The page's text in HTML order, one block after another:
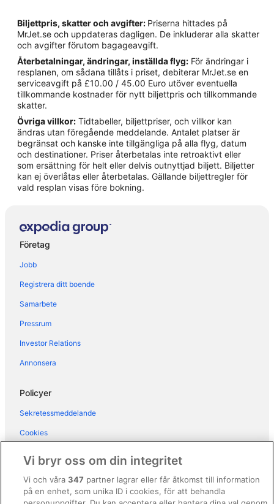
Hotell i Bustorp
Hotell i Eringsboda
Hotell i Garnanäs
Hotell i Hallabro
Hotell i Johannishus
Hotell i Kallinge
Hotell i Karlshamn
Hotell i närheten av Karlskrona centralstation
Hotell i Karlskrona
Hotell i Listerby
Hotell i Nättraby
Hotell i Rödeby
Hotell i Ronneby
Hotell i Sjuhalla
Hotell i Tränsum
Hotell i Tving
Hotell i närheten av Kallinge
Vandrarhem i Karlshamn
B&B i Ronneby
3-Stjärniga hotell i Kallinge
Biljettpris, skatter och avgifter: Priserna hittades på
MrJet.se och uppdateras dagligen. De inkluderar alla skatter
och avgifter förutom bagageavgift.
Återbetalningar, ändringar, inställda flyg: För ändringar i
resplanen, om sådana tillåts i priset, debiterar MrJet.se en
serviceavgift på £10.00 / 45.00 Euro utöver eventuella
tillkommande kostnader för nytt biljettpris och tillkommande
skatter.
Övriga villkor: Tidtabeller, biljettpriser, och villkor kan
ändras utan föregående meddelande. Antalet platser är
begränsat och kanske inte tillgängliga på alla flyg, datum
och destinationer. Priser återbetalas inte retroaktivt eller
som ersättning för helt eller delvis outnyttjad biljett. Biljetter
kan ej överlåtas eller återbetalas. Gällande biljettregler för
vald resplan visas före bokning.
Företag
Jobb
Registrera ditt boende
Samarbete
Pressrum
Investor Relations
Annonsera
Policyer
Sekretessmeddelande
Cookies
Regler och villkor för Vrbo
Vi bryr oss om din integritet
Vi och våra347 partner lagrar eller får åtkomst till information
på en enhet, som unika ID i cookies, för att behandla